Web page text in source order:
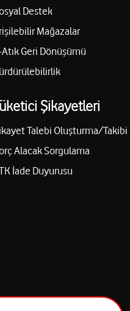
Destek
Mağazalar
Atık Geri Dönüşümü
Şikayetleri
Talebi Oluşturma/Takibi
Alacak Sorgulama
İade Duyurusu